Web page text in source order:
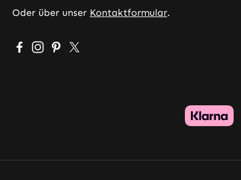
Oder über unser Kontaktformular.
Besuche uns auf Facebook – öffnet in neuem
Schau auf Instagram vorbei – öffnet in
Lass dich auf Pinterest inspirieren –
Folge uns auf X – öffnet in neuem